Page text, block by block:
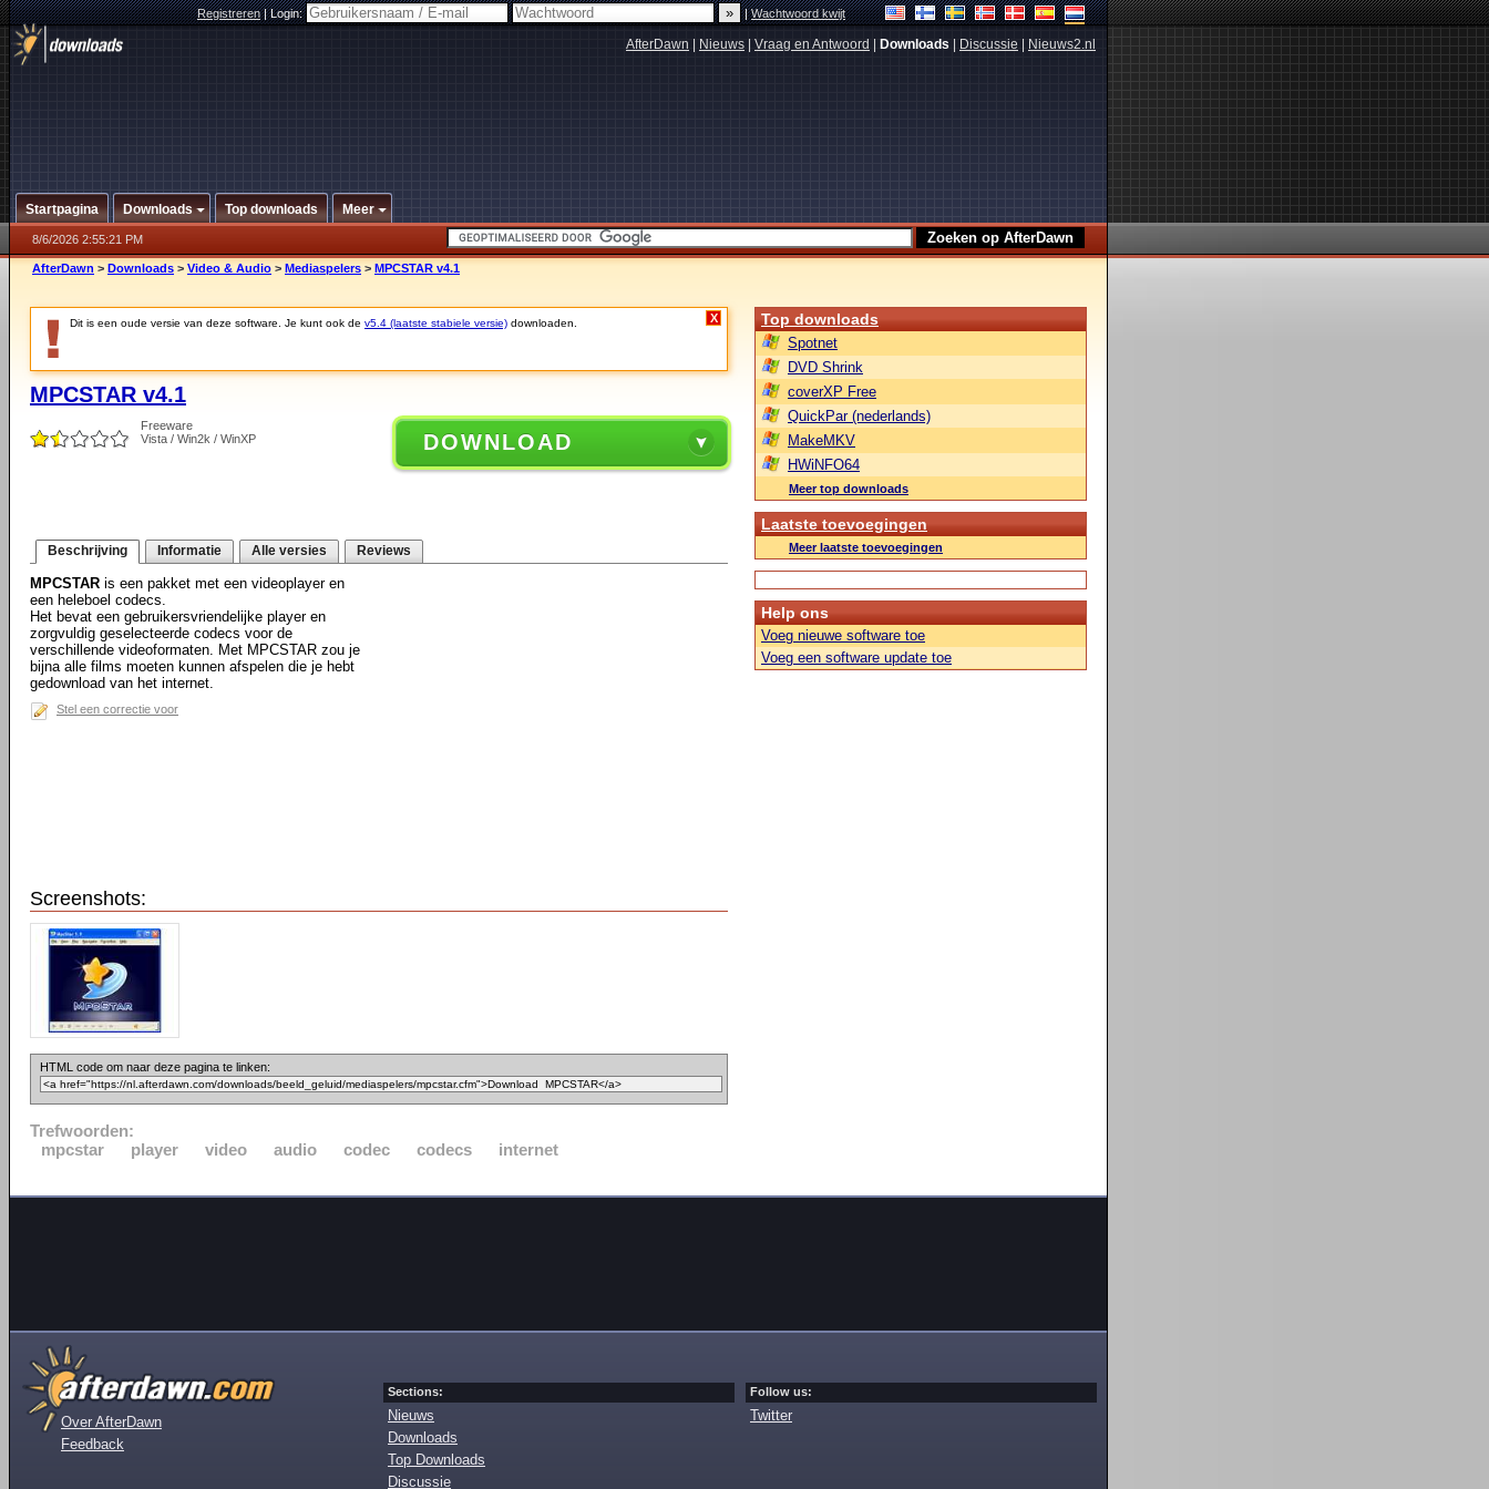
Registreren|Login: |Wachtwoord kwijt
AfterDawn Nieuws Vraag en Antwoord Downloads Discussie Nieuws2.nl
Startpagina Downloads Top downloads Meer
8/6/2026 2:55:21 PM
AfterDawn > Downloads > Video & Audio > Mediaspelers > MPCSTAR v4.1
Dit is een oude versie van deze software. Je kunt ook de v5.4 (laatste stabiele versie) downloaden. X
MPCSTAR v4.1
Freeware
Vista / Win2k / WinXP
DOWNLOAD
Beschrijving Informatie Alle versies Reviews
MPCSTAR is een pakket met een videoplayer en
een heleboel codecs.
Het bevat een gebruikersvriendelijke player en
zorgvuldig geselecteerde codecs voor de
verschillende videoformaten. Met MPCSTAR zou je
bijna alle films moeten kunnen afspelen die je hebt
gedownload van het internet.
Stel een correctie voor
Screenshots:
HTML code om naar deze pagina te linken:
Trefwoorden:
mpcstar
player video audio codec codecs internet
Top downloads
Spotnet
DVD Shrink
coverXP Free
QuickPar (nederlands)
MakeMKV
HWiNFO64
Meer top downloads
Laatste toevoegingen
Meer laatste toevoegingen
Help ons
Voeg nieuwe software toe
Voeg een software update toe
Over AfterDawn
Feedback
Sections:
Nieuws
Downloads
Top Downloads
Discussie
Follow us:
Twitter